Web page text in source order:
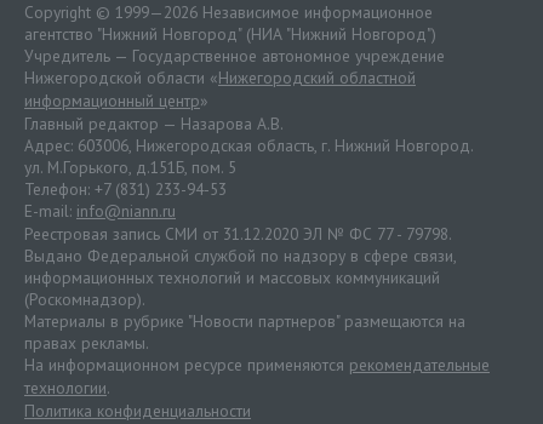
Copyright © 1999—2026 Независимое информационное
агентство "Нижний Новгород" (НИА "Нижний Новгород")
Учредитель — Государственное автономное учреждение
Нижегородской области «Нижегородский областной
информационный центр»
Главный редактор — Назарова А.В.
Адрес: 603006, Нижегородская область, г. Нижний Новгород.
ул. М.Горького, д.151Б, пом. 5
Телефон: +7 (831) 233-94-53
E-mail: info@niann.ru
Реестровая запись СМИ от 31.12.2020 ЭЛ № ФС 77 - 79798.
Выдано Федеральной службой по надзору в сфере связи,
информационных технологий и массовых коммуникаций
(Роскомнадзор).
Материалы в рубрике "Новости партнеров" размещаются на
правах рекламы.
На информационном ресурсе применяются рекомендательные
технологии.
Политика конфиденциальности